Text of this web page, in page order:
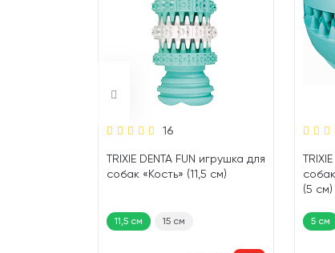
16
TRIXIE DENTA FUN игрушка для
собак «Кость» (11,5 см)
11,5 см 15 см
(5 см)
5 см